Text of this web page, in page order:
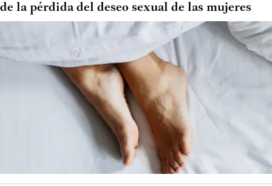
de la pérdida del deseo sexual de las mujeres